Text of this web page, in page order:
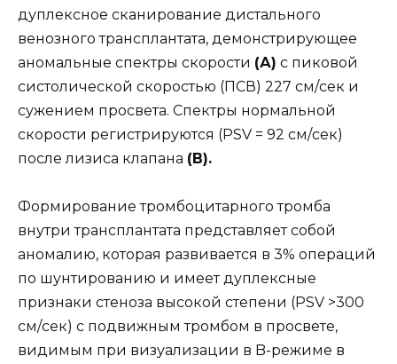
дуплексное сканирование дистального
венозного трансплантата, демонстрирующее
аномальные спектры скорости (А) с пиковой
систолической скоростью (ПСВ) 227 см/сек и
сужением просвета. Спектры нормальной
скорости регистрируются (PSV = 92 см/сек)
после лизиса клапана (B).
Формирование тромбоцитарного тромба
внутри трансплантата представляет собой
аномалию, которая развивается в 3% операций
по шунтированию и имеет дуплексные
признаки стеноза высокой степени (PSV >300
см/сек) с подвижным тромбом в просвете,
видимым при визуализации в B-режиме в